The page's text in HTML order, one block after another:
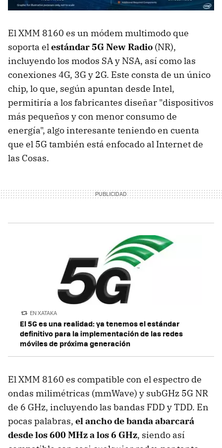
El XMM 8160 es un módem multimodo que
soporta el estándar 5G New Radio (NR),
incluyendo los modos SA y NSA, así como las
conexiones 4G, 3G y 2G. Este consta de un único
chip, lo que, según apuntan desde Intel,
permitiría a los fabricantes diseñar "dispositivos
más pequeños y con menor consumo de
energía", algo interesante teniendo en cuenta
que el 5G también está enfocado al Internet de
las Cosas.
EN XATAKA
El 5G es una realidad: ya tenemos el estándar
definitivo para la implementación de las redes
móviles de próxima generación
El XMM 8160 es compatible con el espectro de
ondas milimétricas (mmWave) y subGHz 5G NR
de 6 GHz, incluyendo las bandas FDD y TDD. En
pocas palabras, el ancho de banda abarcará
desde los 600 MHz a los 6 GHz, siendo así